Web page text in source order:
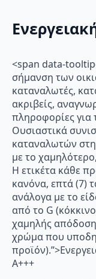
<span data-
σήμανση των
καταναλωτές,
ακριβείς,
πληροφορίες για
Ουσιαστικά
καταναλωτών
με το
Η ετικέτα κάθε
κανόνα, επτά (7)
ανάλογα με το
από το G
χαμηλής
χρώμα που
A+++